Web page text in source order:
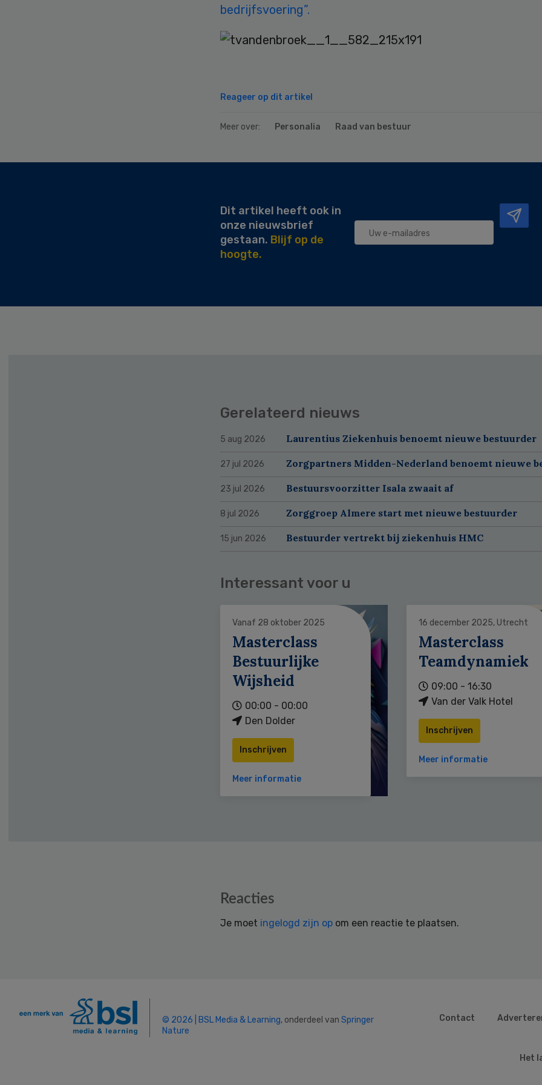
bedrijfsvoering”.
Reageer op dit artikel
Meer over: Personalia Raad van bestuur
Dit artikel heeft ook in
onze nieuwsbrief
gestaan. Blijf op de
hoogte.
Gerelateerd nieuws
5 aug 2026 Laurentius Ziekenhuis benoemt nieuwe bestuurder
27 jul 2026 Zorgpartners Midden-Nederland benoemt nieuwe
23 jul 2026 Bestuursvoorzitter Isala zwaait af
8 jul 2026 Zorggroep Almere start met nieuwe bestuurder
15 jun 2026 Bestuurder vertrekt bij ziekenhuis HMC
Interessant voor u
Vanaf 28 oktober 2025
Masterclass
Bestuurlijke
Wijsheid
00:00 - 00:00
Den Dolder
Inschrijven
Meer informatie
16 december 2025, Utrecht
Masterclass
Teamdynamiek
09:00 - 16:30
Van der Valk Hotel
Inschrijven
Meer informatie
Reacties
Je moet ingelogd zijn op om een reactie te plaatsen.
© 2026 | BSL Media & Learning, onderdeel van Springer
Nature
Contact
Het